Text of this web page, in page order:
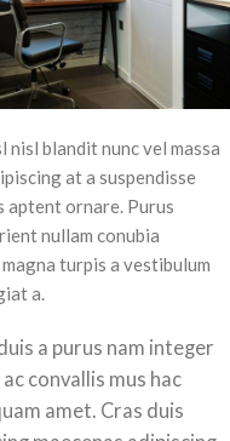
nisl blandit nunc vel massa
at a suspendisse
aptent ornare. Purus
nullam conubia
turpis a vestibulum
a.
a purus nam integer
convallis mus hac
amet. Cras duis